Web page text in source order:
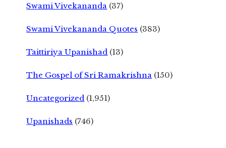
Swami Vivekananda (37)
Swami Vivekananda Quotes (383)
Taittiriya Upanishad (13)
The Gospel of Sri Ramakrishna (150)
Uncategorized (1,951)
Upanishads (746)